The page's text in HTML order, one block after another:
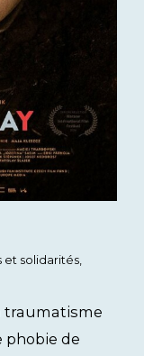
et solidarités,
traumatisme
phobie de